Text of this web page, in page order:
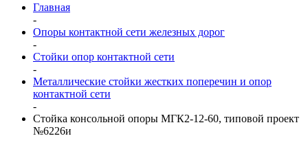
Главная
-
Опоры контактной сети железных дорог
-
Стойки опор контактной сети
-
Металлические стойки жестких поперечин и опор
контактной сети
-
Стойка консольной опоры МГК2-12-60, типовой проект
№6226и